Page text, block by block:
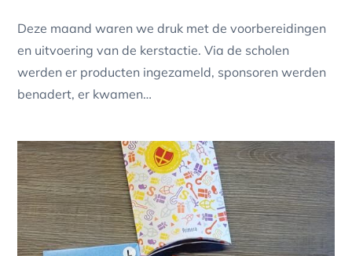
Deze maand waren we druk met de voorbereidingen
en uitvoering van de kerstactie. Via de scholen
werden er producten ingezameld, sponsoren werden
benadert, er kwamen…